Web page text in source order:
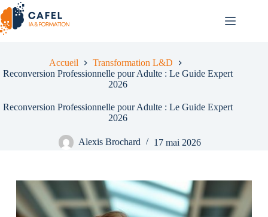
Passer
au
contenu
Accueil
Transformation L&D
Reconversion Professionnelle pour Adulte : Le Guide Expert
2026
Reconversion Professionnelle pour Adulte : Le Guide Expert
2026
Alexis Brochard 17 mai 2026